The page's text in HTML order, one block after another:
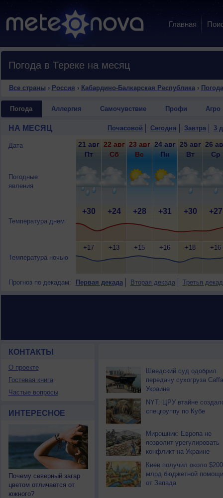
Главная
Погода в Тереке на месяц
Все страны › Россия › Кабардино-Балкарская Республика›
Погода Аллергия Самочувствие Профи Агро
НА МЕСЯЦ Почасовой Сегодня Завтра 3
Дата
Погодные
явления
Температура днем
Температура ночью
21 авг
Пт
+30
+17
22 авг
Сб
+24
+13
23 авг
Вс
+28
+15
24 авг
Пн
+31
+16
25 авг
Вт
+30
+18
26
Ср
+27
+16
Прогноз по декадам: Первая декада Вторая декада Третья
КОНТАКТЫ
О проекте
Гостевая книга
Частые вопросы
ИНТЕРЕСНОЕ
Почему северный загар
цветом отличается от
южного?
НОВОСТИ ПАРТНЕРОВ
Шведский суд одобрил
передачу сухогруза Caffa
Украине
NYT: ЦРУ втайне
спецгруппу по Кубе
Мирошник: Европа не
позволит урегулировать
конфликт на Украине
Киев получил около $200
млрд бюджетной помощи
от Запада